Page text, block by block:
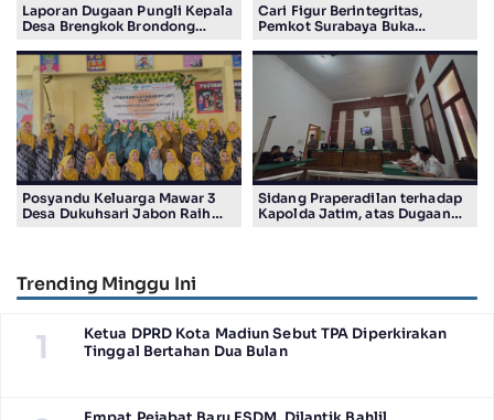
Laporan Dugaan Pungli Kepala
Desa Brengkok Brondong
Lamongan
Cari Figur Berintegritas,
Pemkot Surabaya Buka
BAZNAS Periode 2026–2031
Posyandu Keluarga Mawar 3
Desa Dukuhsari Jabon Raih
Sidang Praperadilan terhadap
Kapolda Jatim, atas Dugaan
Trending Minggu Ini
1
Ketua DPRD Kota Madiun Sebut TPA Diperkirakan
Tinggal Bertahan Dua Bulan